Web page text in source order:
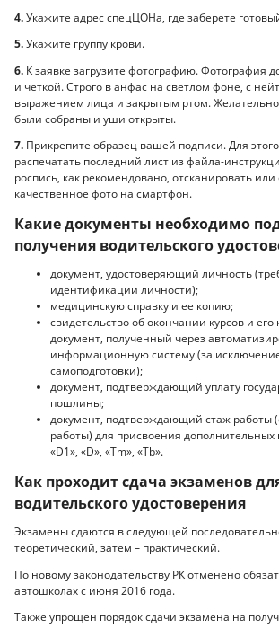
4.Укажите адрес спецЦОНа, где заберете
5.Укажите группу крови.
6. К заявке загрузите фотографию. Фотография
и четкой. Строго в анфас на светлом фоне, с
выражением лица и закрытым ртом.
были собраны и уши открыты.
7. Прикрепите образец вашей подписи. Для
распечатать последний лист из файла-
роспись, как рекомендовано, отсканировать или
качественное фото на смартфон.
Какие документы необходимо
получения водительского
документ, удостоверяющий личность
идентификации личности);
медицинскую справку и ее копию;
свидетельство об окончании курсов и
документ, полученный через
информационную систему (за
самоподготовки);
документ, подтверждающий уплату
пошлины;
документ, подтверждающий стаж работы
работы) для присвоения дополнительных
«D1», «D», «Tm», «Tb».
Как проходит сдача экзаменов
водительского удостоверения
Экзамены сдаются в следующей
теоретический, затем – практический.
По новому законодательству РК отменено
автошколах с июня 2016 года.
Также упрощен порядок сдачи экзамена на